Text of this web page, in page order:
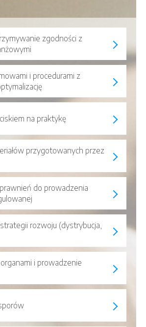
zgodności z
i procedurami z
na praktykę
przygotowanych przez
do prowadzenia
rozwoju (dystrybucja,
i prowadzenie